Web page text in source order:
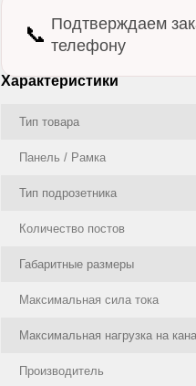
📞 Подтверждаем
телефону
Характеристики
Тип товара
Панель / Рамка
Тип подрозетника
Количество постов
Габаритные размеры
Максимальная сила тока
Максимальная нагрузка на
Производитель